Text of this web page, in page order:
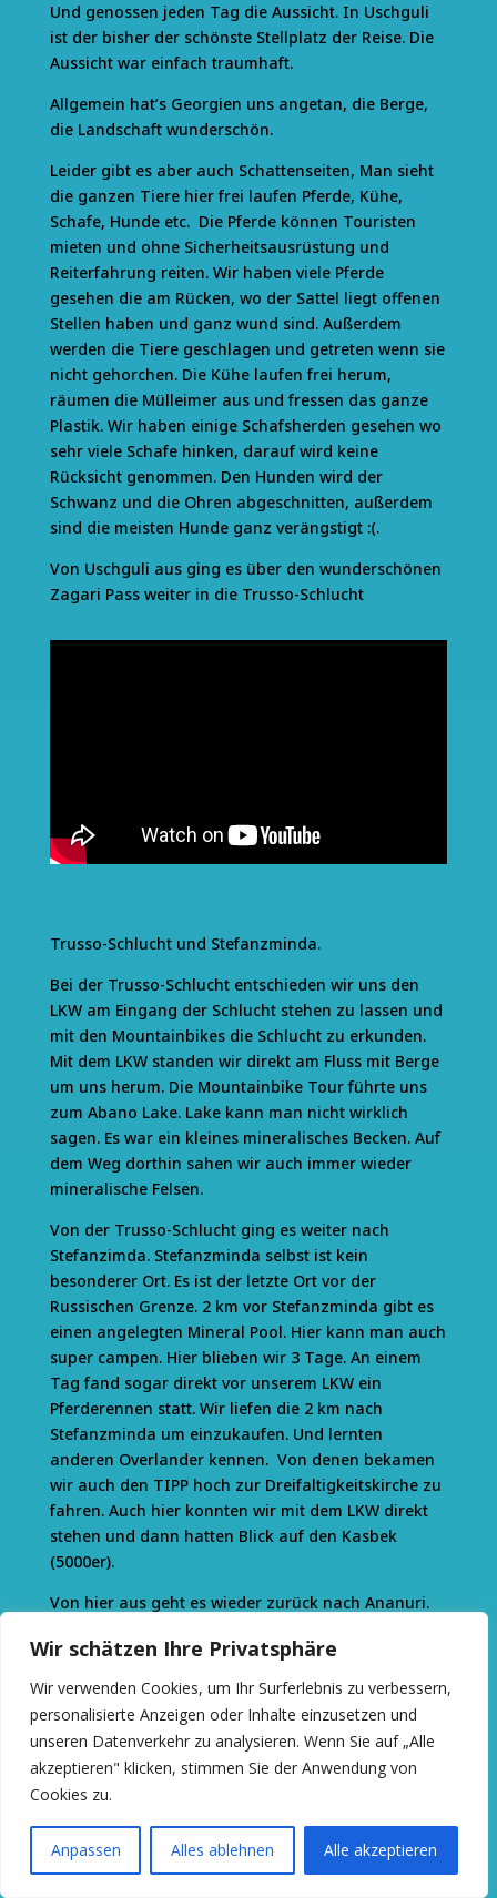
Wir schätzen Ihre Privatsphäre
Wir verwenden Cookies, um Ihr Surferlebnis zu verbessern,
personalisierte Anzeigen oder Inhalte einzusetzen und
unseren Datenverkehr zu analysieren. Wenn Sie auf „Alle
akzeptieren" klicken, stimmen Sie der Anwendung von
Cookies zu.
Anpassen Alles ablehnen Alle akzeptieren
Und genossen jeden Tag die Aussicht. In Uschguli
ist der bisher der schönste Stellplatz der Reise. Die
Aussicht war einfach traumhaft.
Allgemein hat’s Georgien uns angetan, die Berge,
die Landschaft wunderschön.
Leider gibt es aber auch Schattenseiten, Man sieht
die ganzen Tiere hier frei laufen Pferde, Kühe,
Schafe, Hunde etc. Die Pferde können Touristen
mieten und ohne Sicherheitsausrüstung und
Reiterfahrung reiten. Wir haben viele Pferde
gesehen die am Rücken, wo der Sattel liegt offenen
Stellen haben und ganz wund sind. Außerdem
werden die Tiere geschlagen und getreten wenn sie
nicht gehorchen. Die Kühe laufen frei herum,
räumen die Mülleimer aus und fressen das ganze
Plastik. Wir haben einige Schafsherden gesehen wo
sehr viele Schafe hinken, darauf wird keine
Rücksicht genommen. Den Hunden wird der
Schwanz und die Ohren abgeschnitten, außerdem
sind die meisten Hunde ganz verängstigt :(.
Von Uschguli aus ging es über den wunderschönen
Zagari Pass weiter in die Trusso-Schlucht
Trusso-Schlucht und Stefanzminda.
Bei der Trusso-Schlucht entschieden wir uns den
LKW am Eingang der Schlucht stehen zu lassen und
mit den Mountainbikes die Schlucht zu erkunden.
Mit dem LKW standen wir direkt am Fluss mit Berge
um uns herum. Die Mountainbike Tour führte uns
zum Abano Lake. Lake kann man nicht wirklich
sagen. Es war ein kleines mineralisches Becken. Auf
dem Weg dorthin sahen wir auch immer wieder
mineralische Felsen.
Von der Trusso-Schlucht ging es weiter nach
Stefanzimda. Stefanzminda selbst ist kein
besonderer Ort. Es ist der letzte Ort vor der
Russischen Grenze. 2 km vor Stefanzminda gibt es
einen angelegten Mineral Pool. Hier kann man auch
super campen. Hier blieben wir 3 Tage. An einem
Tag fand sogar direkt vor unserem LKW ein
Pferderennen statt. Wir liefen die 2 km nach
Stefanzminda um einzukaufen. Und lernten
anderen Overlander kennen. Von denen bekamen
wir auch den TIPP hoch zur Dreifaltigkeitskirche zu
fahren. Auch hier konnten wir mit dem LKW direkt
stehen und dann hatten Blick auf den Kasbek
(5000er).
Von hier aus geht es wieder zurück nach Ananuri.